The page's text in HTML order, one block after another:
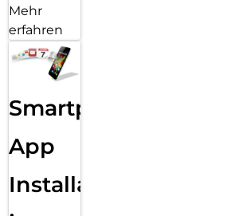
Mehr
erfahren
Smartphone
App
Installation